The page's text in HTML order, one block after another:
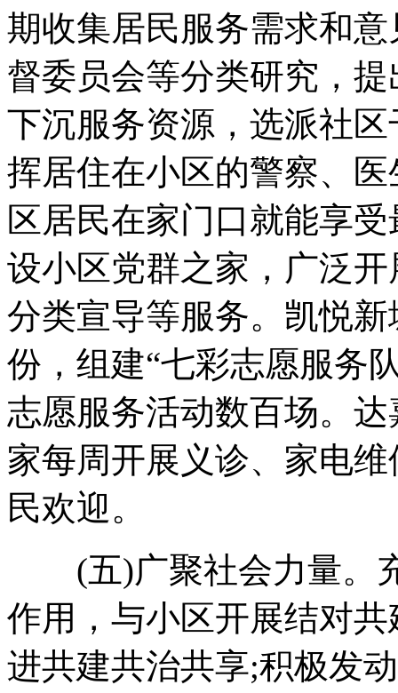
期收集居民服务需求和
督委员会等分类研究，
下沉服务资源，选派社
挥居住在小区的警察、
区居民在家门口就能享
设小区党群之家，广泛
分类宣导等服务。凯悦
份，组建“七彩志愿服务
志愿服务活动数百场。
家每周开展义诊、家电
民欢迎。
(五)广聚社会力量。
作用，与小区开展结对
进共建共治共享;积极发